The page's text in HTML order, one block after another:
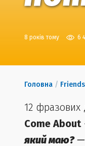
8 років тому 6
Головна /
12 фразових
Come About
який маю?—